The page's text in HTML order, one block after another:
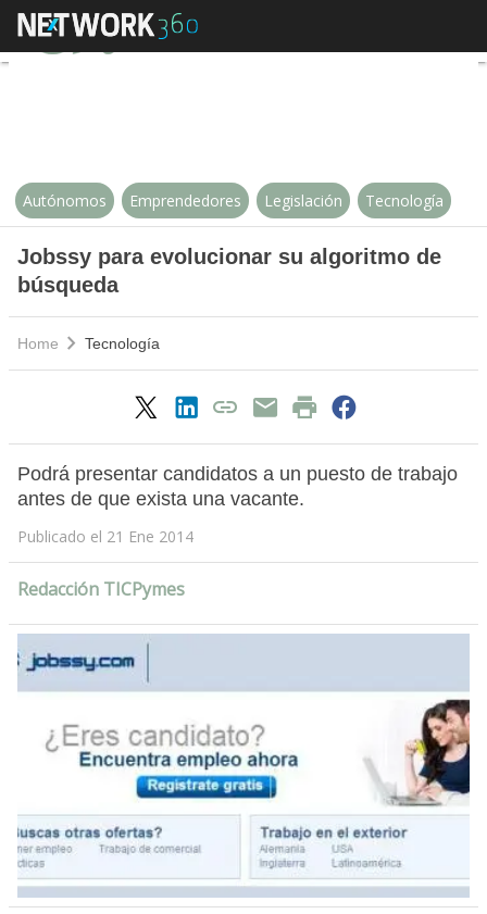
Jobssy para evolucionar su
Autónomos Emprendedores Legislación Tecnología
Jobssy para evolucionar su algoritmo de
búsqueda
Home Tecnología
Podrá presentar candidatos a un puesto de trabajo
antes de que exista una vacante.
Publicado el 21 Ene 2014
Redacción TICPymes